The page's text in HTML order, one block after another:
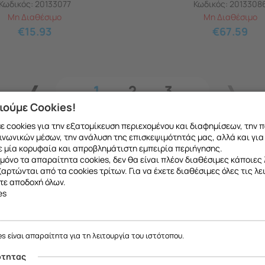
Κωδικός: 20133077
Μη Διαθέσιμο
€15.93
Κωδικός:
Μη Διαθέσιμο
€67.59
1 2 3
ανταλλακτικό που θέλετε μπορείτε να
μιλήσετε με εξειδικευμένο συνεργάτη
Cookies!
cookies για την εξατομίκευση περιεχομένου και διαφημίσεων, την
μέσων, την ανάλυση της επισκεψιμότητάς μας, αλλά και
κορυφαία και απροβλημάτιστη εμπειρία περιήγησης.
τα απαραίτητα cookies, δεν θα είναι πλέον διαθέσιμες κάποιες
από τα cookies τρίτων. Για να έχετε διαθέσιμες όλες τις
αποδοχή όλων.
είναι απαραίτητα για τη λειτουργία του ιστότοπου.
να σας ενημερώσουμε ότι η επιχείρησή μας θα παραμείνει κλειστή
έως και 18/08, λόγω καλοκαιρινών διακοπών.
Θα είμαστε ξανά κοντά σας από19/08.